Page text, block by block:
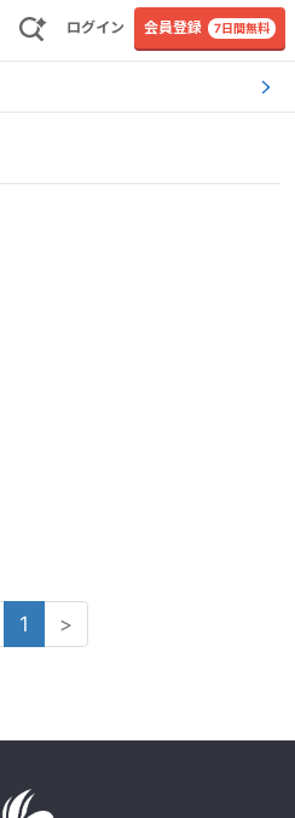
ログイン 会員登録 7日間無料
1 >